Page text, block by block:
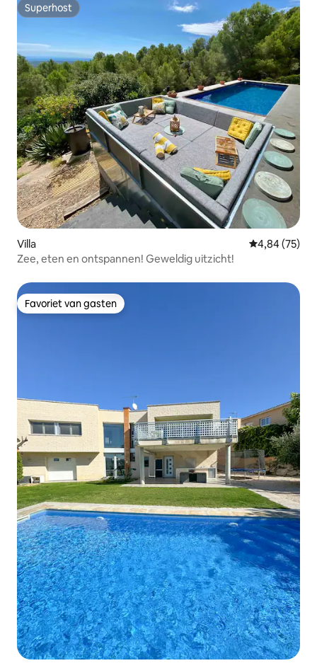
Superhost
Superhost
Villa Gemiddelde
4,84 (75)
Zee, eten en ontspannen! Geweldig uitzicht!
Favoriet van gasten
Favoriet van gasten